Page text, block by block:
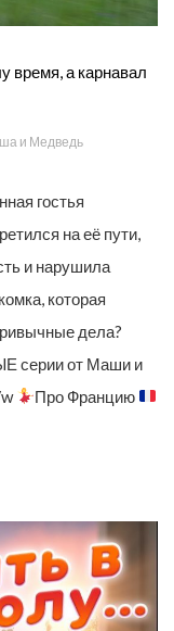
время, а карнавал
и Медведь
гостья
на её пути,
и нарушила
которая
дела?
серии от Маши и
Про Францию